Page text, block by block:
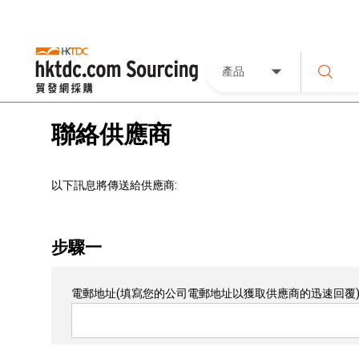
產品
聯絡供應商
以下訊息將傳送給供應商:
步驟一
電郵地址(填寫您的公司電郵地址以獲取供應商的迅速回覆)